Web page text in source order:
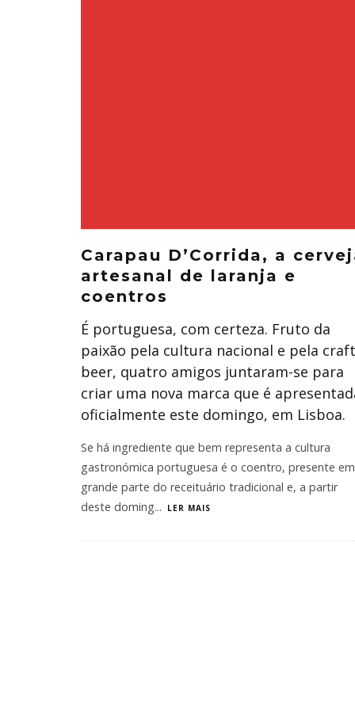
Carapau D’Corrida, a
artesanal de laranja e
coentros
É portuguesa, com certeza. Fruto da
paixão pela cultura nacional e pela craft
beer, quatro amigos juntaram-se para
criar uma nova marca que é
oficialmente este domingo, em Lisboa.
Se há ingrediente que bem representa a cultura
gastronómica portuguesa é o coentro, presente em
grande parte do receituário tradicional e, a partir
deste doming... LER MAIS